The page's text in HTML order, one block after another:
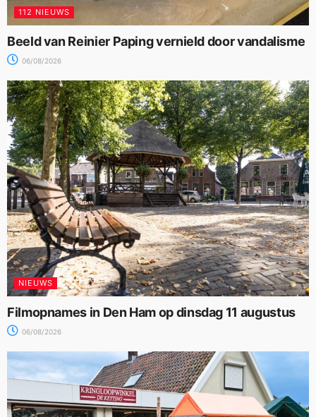
112 NIEUWS
Beeld van Reinier Paping vernield door vandalisme
06/08/2026
NIEUWS
Filmopnames in Den Ham op dinsdag 11 augustus
06/08/2026